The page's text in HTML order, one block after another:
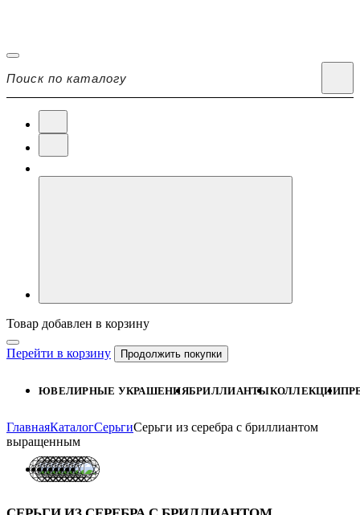
Товар добавлен в корзину
Перейти в корзину Продолжить покупки
ЮВЕЛИРНЫЕ УКРАШЕНИЯБРИЛЛИАНТЫКОЛЛЕКЦИИ
ГлавнаяКаталогСерьгиСерьги из серебра с бриллиантом
выращенным